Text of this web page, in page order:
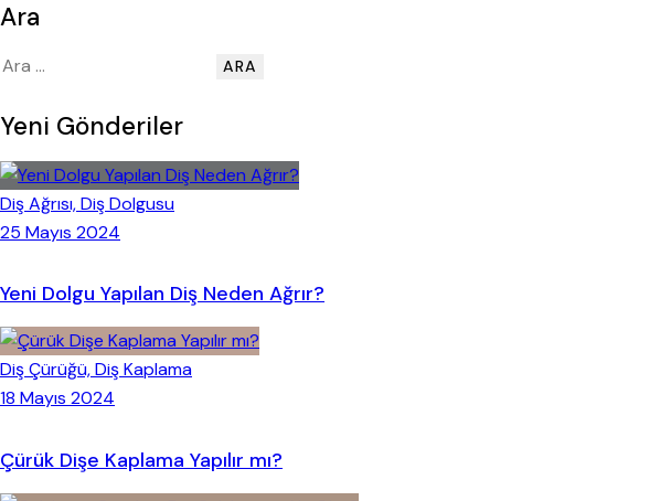
Ara
Arama:
Yeni Gönderiler
Diş Ağrısı,Diş Dolgusu
25 Mayıs 2024
Yeni Dolgu Yapılan Diş Neden Ağrır?
Diş Çürüğü,Diş Kaplama
18 Mayıs 2024
Çürük Dişe Kaplama Yapılır mı?